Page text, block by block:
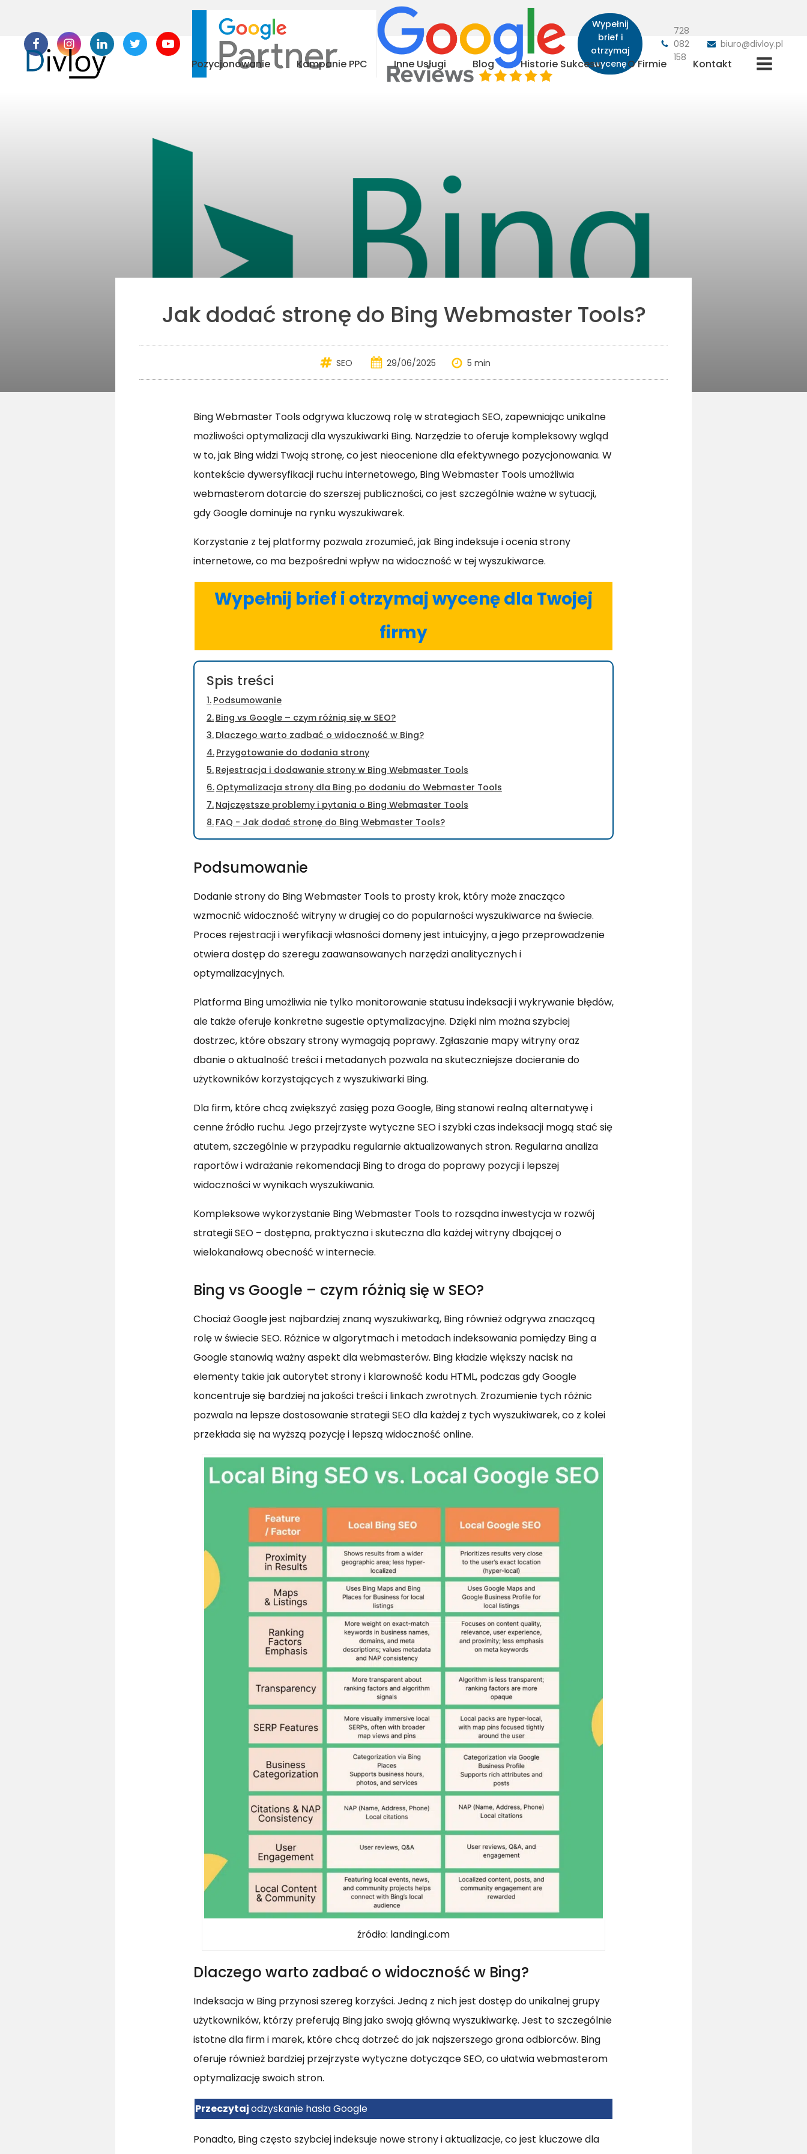
Wypełnij
brief i
otrzymaj
wycenę
728
082
158
biuro@divloy.pl
Pozycjonowanie Kampanie PPC Inne Usługi Blog Historie Sukcesu O Firmie Kontakt
Jak dodać stronę do Bing Webmaster Tools?
SEO 29/06/2025 5 min
Bing Webmaster Tools odgrywa kluczową rolę w strategiach SEO, zapewniając unikalne
możliwości optymalizacji dla wyszukiwarki Bing. Narzędzie to oferuje kompleksowy wgląd
w to, jak Bing widzi Twoją stronę, co jest nieocenione dla efektywnego pozycjonowania. W
kontekście dywersyfikacji ruchu internetowego, Bing Webmaster Tools umożliwia
webmasterom dotarcie do szerszej publiczności, co jest szczególnie ważne w sytuacji,
gdy Google dominuje na rynku wyszukiwarek.
Korzystanie z tej platformy pozwala zrozumieć, jak Bing indeksuje i ocenia strony
internetowe, co ma bezpośredni wpływ na widoczność w tej wyszukiwarce.
Wypełnij brief i otrzymaj wycenę dla Twojej
firmy
Spis treści
Podsumowanie
Bing vs Google – czym różnią się w SEO?
Dlaczego warto zadbać o widoczność w Bing?
Przygotowanie do dodania strony
Rejestracja i dodawanie strony w Bing Webmaster Tools
Optymalizacja strony dla Bing po dodaniu do Webmaster Tools
Najczęstsze problemy i pytania o Bing Webmaster Tools
FAQ - Jak dodać stronę do Bing Webmaster Tools?
Podsumowanie
Dodanie strony do Bing Webmaster Tools to prosty krok, który może znacząco
wzmocnić widoczność witryny w drugiej co do popularności wyszukiwarce na świecie.
Proces rejestracji i weryfikacji własności domeny jest intuicyjny, a jego przeprowadzenie
otwiera dostęp do szeregu zaawansowanych narzędzi analitycznych i
optymalizacyjnych.
Platforma Bing umożliwia nie tylko monitorowanie statusu indeksacji i wykrywanie błędów,
ale także oferuje konkretne sugestie optymalizacyjne. Dzięki nim można szybciej
dostrzec, które obszary strony wymagają poprawy. Zgłaszanie mapy witryny oraz
dbanie o aktualność treści i metadanych pozwala na skuteczniejsze docieranie do
użytkowników korzystających z wyszukiwarki Bing.
Dla firm, które chcą zwiększyć zasięg poza Google, Bing stanowi realną alternatywę i
cenne źródło ruchu. Jego przejrzyste wytyczne SEO i szybki czas indeksacji mogą stać się
atutem, szczególnie w przypadku regularnie aktualizowanych stron. Regularna analiza
raportów i wdrażanie rekomendacji Bing to droga do poprawy pozycji i lepszej
widoczności w wynikach wyszukiwania.
Kompleksowe wykorzystanie Bing Webmaster Tools to rozsądna inwestycja w rozwój
strategii SEO – dostępna, praktyczna i skuteczna dla każdej witryny dbającej o
wielokanałową obecność w internecie.
Bing vs Google – czym różnią się w SEO?
Chociaż Google jest najbardziej znaną wyszukiwarką, Bing również odgrywa znaczącą
rolę w świecie SEO. Różnice w algorytmach i metodach indeksowania pomiędzy Bing a
Google stanowią ważny aspekt dla webmasterów. Bing kładzie większy nacisk na
elementy takie jak autorytet strony i klarowność kodu HTML, podczas gdy Google
koncentruje się bardziej na jakości treści i linkach zwrotnych. Zrozumienie tych różnic
pozwala na lepsze dostosowanie strategii SEO dla każdej z tych wyszukiwarek, co z kolei
przekłada się na wyższą pozycję i lepszą widoczność online.
źródło: landingi.com
Dlaczego warto zadbać o widoczność w Bing?
Indeksacja w Bing przynosi szereg korzyści. Jedną z nich jest dostęp do unikalnej grupy
użytkowników, którzy preferują Bing jako swoją główną wyszukiwarkę. Jest to szczególnie
istotne dla firm i marek, które chcą dotrzeć do jak najszerszego grona odbiorców. Bing
oferuje również bardziej przejrzyste wytyczne dotyczące SEO, co ułatwia webmasterom
optymalizację swoich stron.
Przeczytajodzyskanie hasła Google
Ponadto, Bing często szybciej indeksuje nowe strony i aktualizacje, co jest kluczowe dla